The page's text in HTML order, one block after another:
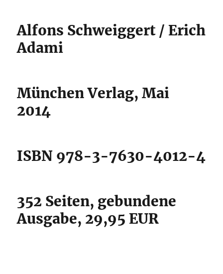
Alfons Schweiggert / Erich
Adami
München Verlag, Mai
2014
ISBN 978-3-7630-4012-4
352 Seiten, gebundene
Ausgabe, 29,95 EUR